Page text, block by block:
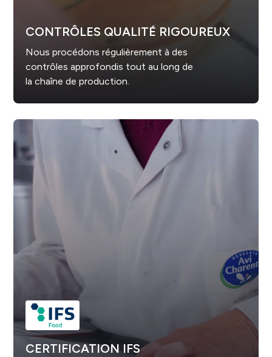
CONTRÔLES QUALITÉ RIGOUREUX
Nous procédons régulièrement à des
contrôles approfondis tout au long de
la chaîne de production.
CERTIFICATION IFS